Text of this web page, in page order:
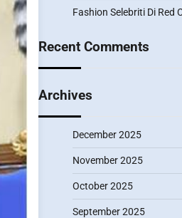
Fashion Selebriti Di Red
Recent Comments
Archives
December 2025
November 2025
October 2025
September 2025